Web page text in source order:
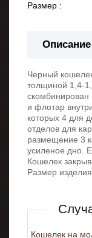
Размер :
Описание
Черный
толщиной 1,4-
скомбинирован
и флотар
которых 4 для
отделов для
размещение 3
усиленое дно.
Кошелек
Размер
Кошелек на